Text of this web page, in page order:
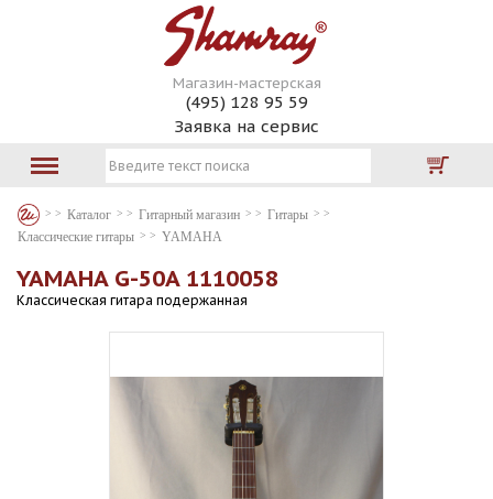
Магазин-мастерская
(495) 128 95 59
Заявка на сервис
Каталог Гитарный магазин
Гитары
Классические гитары
YAMAHA
YAMAHA G-50A 1110058
Классическая гитара подержанная